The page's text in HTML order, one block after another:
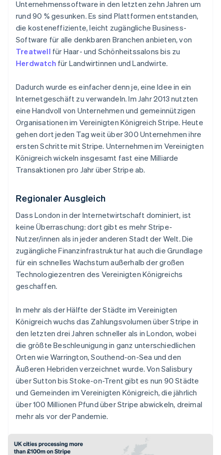
Unternehmenssoftware in den letzten zehn Jahren um
rund 90 % gesunken. Es sind Plattformen entstanden,
die kosteneffiziente, leicht zugängliche Business-
Software für alle denkbaren Branchen anbieten, von
Treatwell für Haar- und Schönheitssalons bis zu
Herdwatch für Landwirtinnen und Landwirte.
Dadurch wurde es einfacher denn je, eine Idee in ein
Internetgeschäft zu verwandeln. Im Jahr 2013 nutzten
eine Handvoll von Unternehmen und gemeinnützigen
Organisationen im Vereinigten Königreich Stripe. Heute
gehen dort jeden Tag weit über 300 Unternehmen ihre
ersten Schritte mit Stripe. Unternehmen im Vereinigten
Königreich wickeln insgesamt fast eine Milliarde
Transaktionen pro Jahr über Stripe ab.
Regionaler Ausgleich
Dass London in der Internetwirtschaft dominiert, ist
keine Überraschung: dort gibt es mehr Stripe-
Nutzer/innen als in jeder anderen Stadt der Welt. Die
zugängliche Finanzinfrastruktur hat auch die Grundlage
für ein schnelles Wachstum außerhalb der großen
Technologiezentren des Vereinigten Königreichs
geschaffen.
In mehr als der Hälfte der Städte im Vereinigten
Königreich wuchs das Zahlungsvolumen über Stripe in
den letzten drei Jahren schneller als in London, wobei
die größte Beschleunigung in ganz unterschiedlichen
Orten wie Warrington, Southend-on-Sea und den
Äußeren Hebriden verzeichnet wurde. Von Salisbury
über Sutton bis Stoke-on-Trent gibt es nun 90 Städte
und Gemeinden im Vereinigten Königreich, die jährlich
über 100 Millionen Pfund über Stripe abwickeln, dreimal
mehr als vor der Pandemie.